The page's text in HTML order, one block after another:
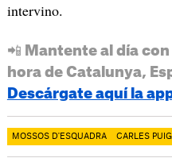
intervino.
📲 Mantente al día
hora de Catalunya,
Descárgate aquí la
MOSSOS D'ESQUADRA CARLES